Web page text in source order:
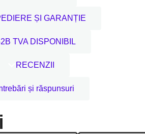
ȘI GARANȚIE
TVA DISPONIBIL
RECENZII
și răspunsuri